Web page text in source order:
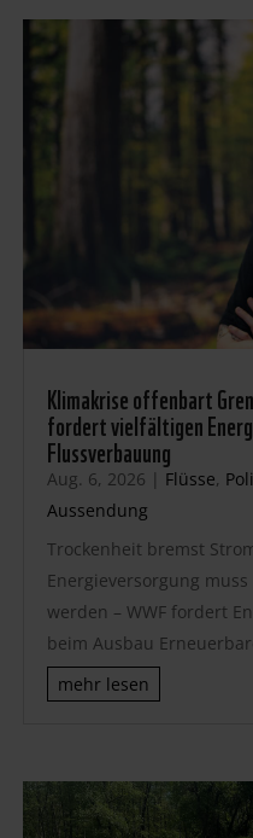
Klimakrise offenbart
fordert vielfältigen
Flussverbauung
Aug. 6, 2026 | Flüsse,
Aussendung
Trockenheit bremst
Energieversorgung
werden – WWF fordert
beim Ausbau
mehr lesen